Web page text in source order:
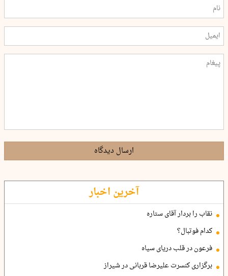
ارسال دیدگاه
آخرین اخبار
نقاب را بردار آقای ستاره
کدام فوتبال؟
فرعون در قلب دریای سیاه
برگزاری کنسرت علیرضا قربانی در شیراز